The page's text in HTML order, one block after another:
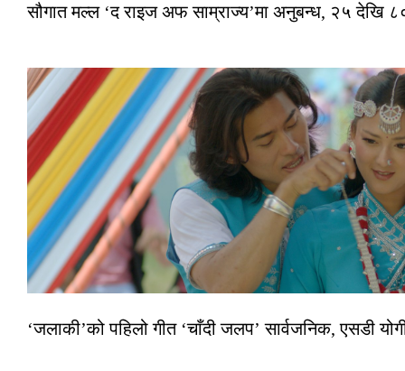
सौगात मल्ल ‘द राइज अफ साम्राज्य’मा अनुबन्ध, २५ देखि
‘जलाकी’को पहिलो गीत ‘चाँदी जलप’ सार्वजनिक, एसडी